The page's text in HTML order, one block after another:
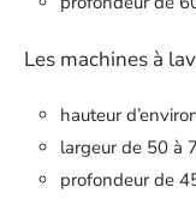
Les machines à
hauteur
largeur de 50 à
profondeur de